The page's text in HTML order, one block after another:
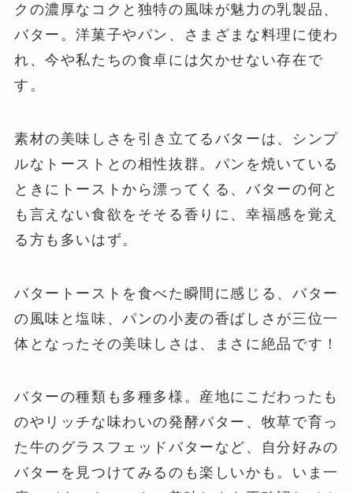
クの濃厚なコクと独特の風味が魅力の乳製品、
バター。洋菓子やパン、さまざまな料理に使わ
れ、今や私たちの食卓には欠かせない存在で
す。
素材の美味しさを引き立てるバターは、シンプ
ルなトーストとの相性抜群。パンを焼いている
ときにトーストから漂ってくる、バターの何と
も言えない食欲をそそる香りに、幸福感を覚え
る方も多いはず。
バタートーストを食べた瞬間に感じる、バター
の風味と塩味、パンの小麦の香ばしさが三位一
体となったその美味しさは、まさに絶品です！
バターの種類も多種多様。産地にこだわったも
のやリッチな味わいの発酵バター、牧草で育っ
た牛のグラスフェッドバターなど、自分好みの
バターを見つけてみるのも楽しいかも。いま一